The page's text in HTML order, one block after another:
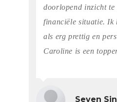
doorlopend inzicht
financiële situatie. Ik
als erg prettig en
Caroline is een
Seven